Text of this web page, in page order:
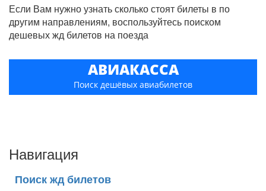
Если Вам нужно узнать сколько стоят билеты в по
другим направлениям, воспользуйтесь поиском
дешевых жд билетов на поезда
АВИАКАССА
Поиск дешёвых авиабилетов
Навигация
Поиск жд билетов